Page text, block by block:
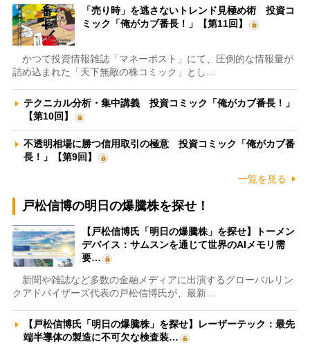
「売り時」を逃さないトレンド見極め術 投資コ
ミック「俺がカブ番長！」【第11回】
かつて投資情報雑誌「マネーポスト」にて、圧倒的な情報量が
詰め込まれた「天下無敵の株コミック」とし…
テクニカル分析・集中講義 投資コミック「俺がカブ番長！」
【第10回】
不透明相場に勝つ信用取引の極意 投資コミック「俺がカブ番
長！」【第9回】
一覧を見る
戸松信博の明日の爆騰株を探せ！
【戸松信博氏「明日の爆騰株」を探せ】トーメン
デバイス：サムスンを通じて世界のAIメモリ需
要…
新聞や雑誌など多数の金融メディアに出演するグローバルリン
クアドバイザーズ代表の戸松信博氏が、最新…
【戸松信博氏「明日の爆騰株」を探せ】レーザーテック：最先
端半導体の製造に不可欠な検査装…